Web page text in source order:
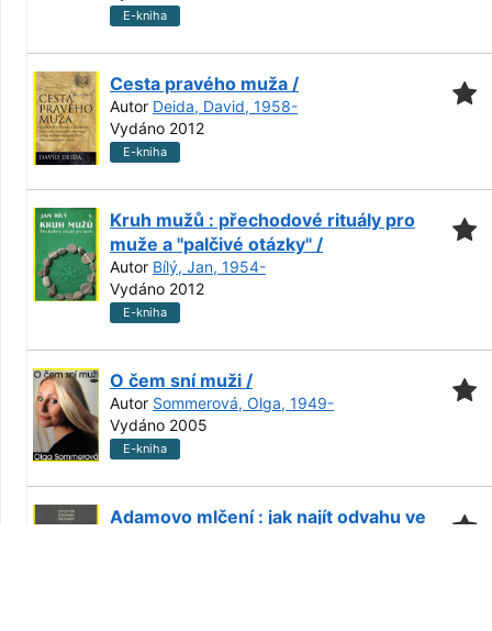
E-kniha
Cesta pravého muža /
Autor Deida, David, 1958-
Vydáno 2012
E-kniha
Kruh mužů : přechodové rituály pro
muže a "palčivé otázky" /
Autor Bílý, Jan, 1954-
Vydáno 2012
E-kniha
O čem sní muži /
Autor Sommerová, Olga, 1949-
Vydáno 2005
E-kniha
Adamovo mlčení : jak najít odvahu ve